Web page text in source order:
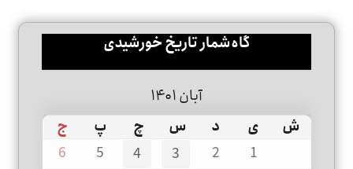
گاه‌شمار تاریخ خورشیدی
آبان ۱۴۰۱
ش
ی د س چ پ ج
1
2
3
4
5
6